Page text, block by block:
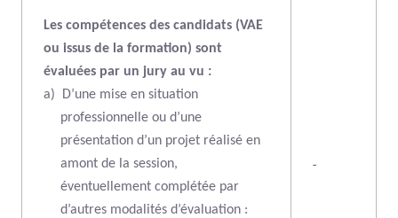
Les compétences des candidats (VAE
ou issus de la formation) sont
évaluées par un jury au vu :
a)
D’une mise en situation
professionnelle ou d’une
présentation d’un projet réalisé en
amont de la session,
éventuellement complétée par
d’autres modalités d’évaluation :
-